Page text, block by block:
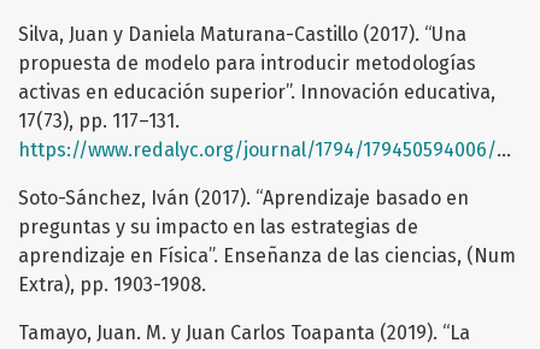
Silva, Juan y Daniela Maturana-Castillo (2017). “Una
propuesta de modelo para introducir metodologías
activas en educación superior”. Innovación educativa,
17(73), pp. 117–131.
https://www.redalyc.org/journal/1794/179450594006/html/
Soto-Sánchez, Iván (2017). “Aprendizaje basado en
preguntas y su impacto en las estrategias de
aprendizaje en Física”. Enseñanza de las ciencias, (Num
Extra), pp. 1903-1908.
Tamayo, Juan. M. y Juan Carlos Toapanta (2019). “La